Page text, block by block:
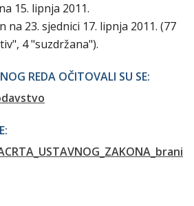
15. lipnja 2011.
na 23. sjednici 17. lipnja 2011. (77
4 "suzdržana").
REDA OČITOVALI SU SE: